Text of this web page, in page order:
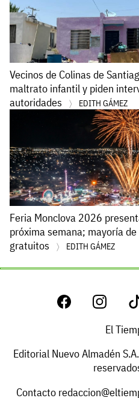
Vecinos de Colinas de
maltrato infantil y piden
autoridades
EDITH GÁMEZ
Feria Monclova 2026
próxima semana; mayoría
gratuitos
EDITH GÁMEZ
El
Editorial Nuevo Almadén
Contacto